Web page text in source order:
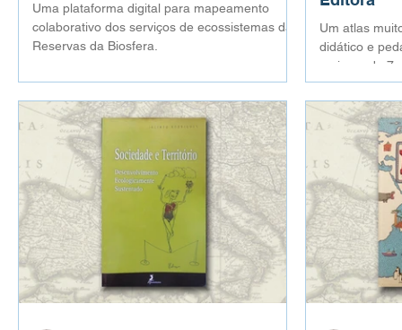
Uma plataforma digital para mapeamento
colaborativo dos serviços de ecossistemas das
Reservas da Biosfera.
Um atlas
didático e
maiores de 7